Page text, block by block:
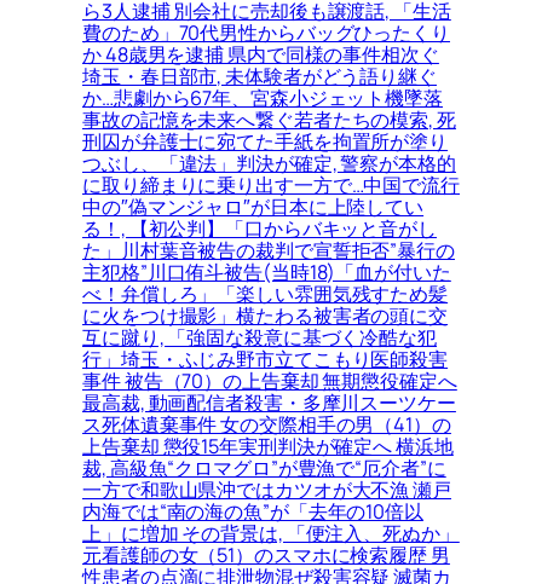
ら3人逮捕 別会社に売却後も譲渡話, 「生活
費のため」70代男性からバッグひったくり
か 48歳男を逮捕 県内で同様の事件相次ぐ
埼玉・春日部市, 未体験者がどう語り継ぐ
か…悲劇から67年、宮森小ジェット機墜落
事故の記憶を未来へ繋ぐ若者たちの模索, 死
刑囚が弁護士に宛てた手紙を拘置所が塗り
つぶし、「違法」判決が確定, 警察が本格的
に取り締まりに乗り出す一方で…中国で流行
中の″偽マンジャロ″が日本に上陸してい
る！, 【初公判】「口からバキッと音がし
た」川村葉音被告の裁判で宣誓拒否”暴行の
主犯格”川口侑斗被告(当時18)「血が付いた
べ！弁償しろ」「楽しい雰囲気残すため髪
に火をつけ撮影」横たわる被害者の頭に交
互に蹴り, 「強固な殺意に基づく冷酷な犯
行」埼玉・ふじみ野市立てこもり医師殺害
事件 被告（70）の上告棄却 無期懲役確定へ
最高裁, 動画配信者殺害・多摩川スーツケー
ス死体遺棄事件 女の交際相手の男（41）の
上告棄却 懲役15年実刑判決が確定へ 横浜地
裁, 高級魚“クロマグロ”が豊漁で“厄介者”に
一方で和歌山県沖ではカツオが大不漁 瀬戸
内海では“南の海の魚”が「去年の10倍以
上」に増加 その背景は, 「便注入、死ぬか」
元看護師の女（51）のスマホに検索履歴 男
性患者の点滴に排泄物混ぜ殺害容疑 滅菌カ